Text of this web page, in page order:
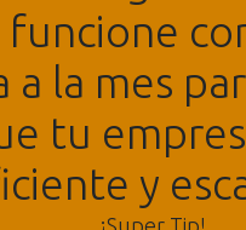
funcione
a la mes
tu
y